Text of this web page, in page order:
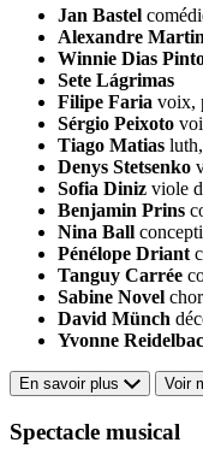
Jan Bastel
Alexandre
Winnie Dias
Sete Lágrimas
Filipe Faria voix,
Sérgio Peixoto
Tiago Matias
Denys Stetsenko
Sofia Diniz viole
Benjamin Prins
Nina Ball
Pénélope Driant
Tanguy Carrée
Sabine Novel
David Münch
Yvonne
En savoir plus Voir
Spectacle musical